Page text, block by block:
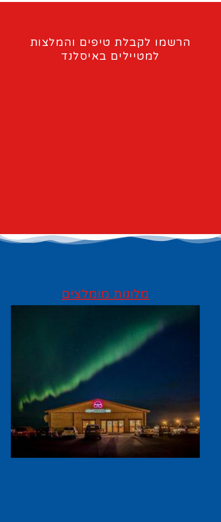
הרשמו לקבלת טיפים והמלצות
למטיילים באיסלנד
מלונות מומלצים